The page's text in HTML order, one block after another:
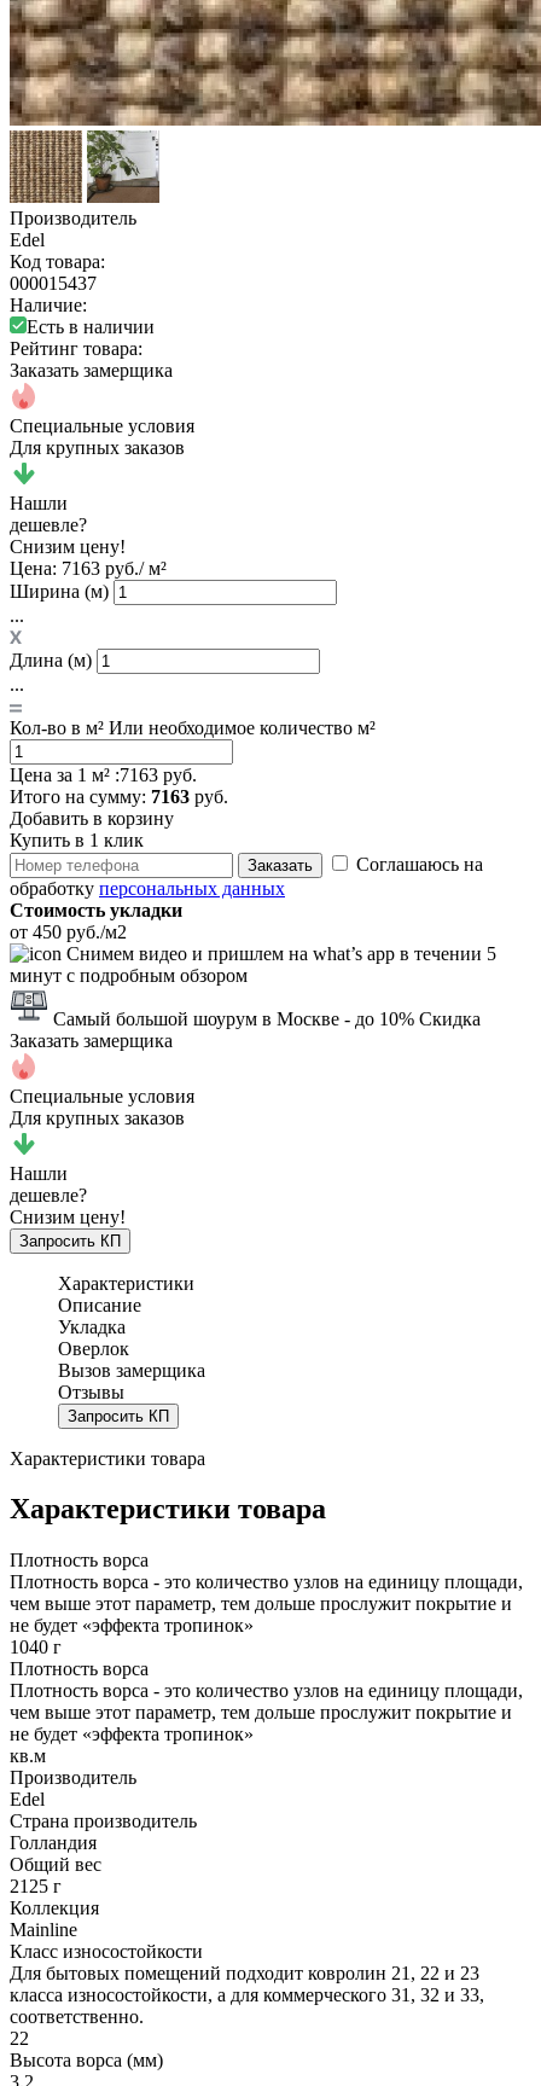
Производитель
Edel
Код товара:
000015437
Наличие:
Есть в наличии
Рейтинг товара:
Заказать замерщика
Специальные условия
Для крупных заказов
Нашли
дешевле?
Снизим цену!
Цена: 7163 руб./ м²
Ширина (м)
...
Длина (м)
...
Кол-во в м² Или необходимое количество м²
Цена за 1 м² :7163 руб.
Итого на сумму: 7163 руб.
Добавить в корзину
Купить в 1 клик
Заказать
Соглашаюсь на
обработку персональных данных
Стоимость укладки
от 450 руб./м2
Снимем видео и пришлем на what’s app в течении 5
минут с подробным обзором
Самый большой шоурум в Москве - до 10% Скидка
Заказать замерщика
Специальные условия
Для крупных заказов
Нашли
дешевле?
Снизим цену!
Запросить КП
Характеристики
Описание
Укладка
Оверлок
Вызов замерщика
Отзывы
Запросить КП
Характеристики товара
Характеристики товара
Плотность ворса
Плотность ворса - это количество узлов на единицу площади,
чем выше этот параметр, тем дольше прослужит покрытие и
не будет «эффекта тропинок»
1040 г
Плотность ворса
Плотность ворса - это количество узлов на единицу площади,
чем выше этот параметр, тем дольше прослужит покрытие и
не будет «эффекта тропинок»
кв.м
Производитель
Edel
Страна производитель
Голландия
Общий вес
2125 г
Коллекция
Mainline
Класс износостойкости
Для бытовых помещений подходит ковролин 21, 22 и 23
класса износостойкости, а для коммерческого 31, 32 и 33,
соответственно.
22
Высота ворса (мм)